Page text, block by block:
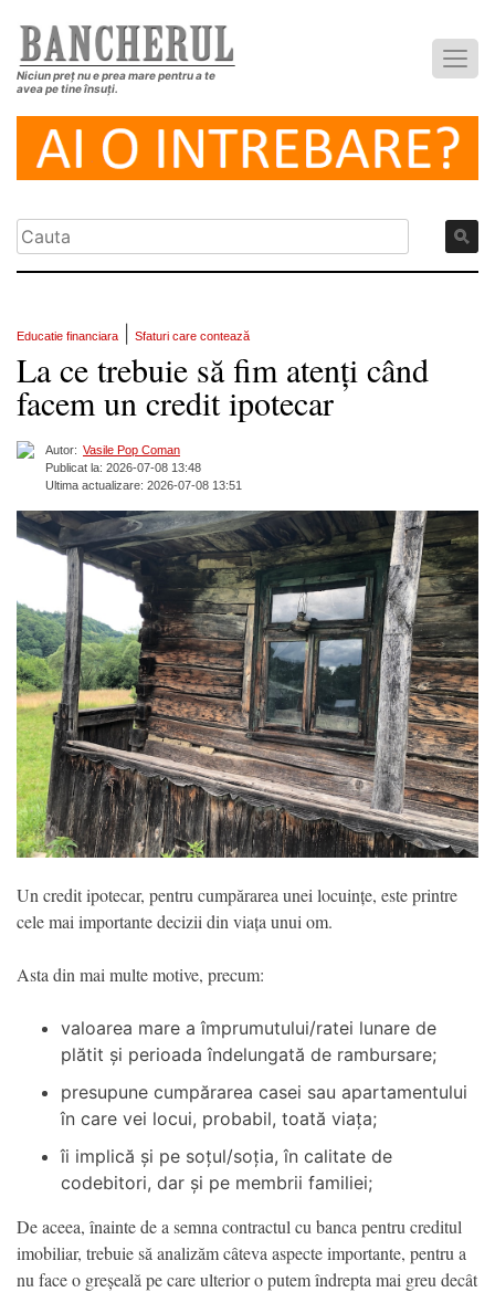
Niciun preț nu e prea mare pentru a te
avea pe tine însuți.
Educatie financiara Sfaturi care contează
La ce trebuie să fim atenți când
facem un credit ipotecar
Autor: Vasile Pop Coman
Publicat la: 2026-07-08 13:48
Ultima actualizare: 2026-07-08 13:51
Un credit ipotecar, pentru cumpărarea unei locuințe, este printre
cele mai importante decizii din viața unui om.
Asta din mai multe motive, precum:
valoarea mare a împrumutului/ratei lunare de
plătit și perioada îndelungată de rambursare;
presupune cumpărarea casei sau apartamentului
în care vei locui, probabil, toată viața;
îi implică și pe soțul/soția, în calitate de
codebitori, dar și pe membrii familiei;
De aceea, înainte de a semna contractul cu banca pentru creditul
imobiliar, trebuie să analizăm câteva aspecte importante, pentru a
nu face o greșeală pe care ulterior o putem îndrepta mai greu decât